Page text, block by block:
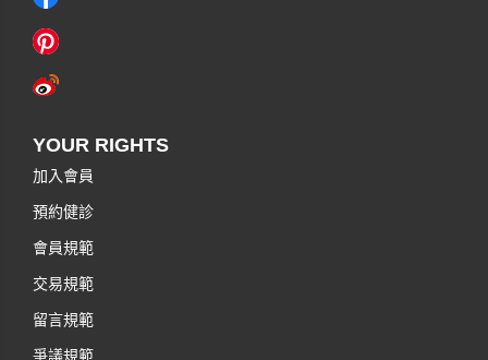
YOUR RIGHTS
加入會員
預約健診
會員規範
交易規範
留言規範
爭議規範